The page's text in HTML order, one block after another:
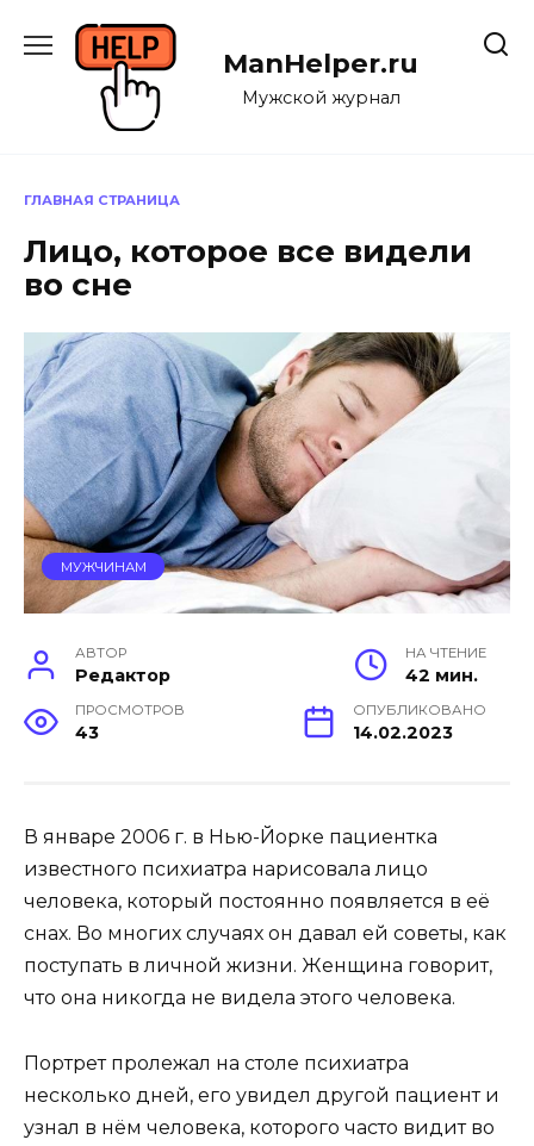
содержанию
ManHelper.ru
Мужской журнал
ГЛАВНАЯ СТРАНИЦА
Лицо, которое все видели
во сне
МУЖЧИНАМ
АВТОР
Редактор
НА ЧТЕНИЕ
42 мин.
ПРОСМОТРОВ
43
ОПУБЛИКОВАНО
14.02.2023
В январе 2006 г. в Нью-Йорке пациентка
известного психиатра нарисовала лицо
человека, который постоянно появляется в её
снах. Во многих случаях он давал ей советы, как
поступать в личной жизни. Женщина говорит,
что она никогда не видела этого человека.
Портрет пролежал на столе психиатра
несколько дней, его увидел другой пациент и
узнал в нём человека, которого часто видит во